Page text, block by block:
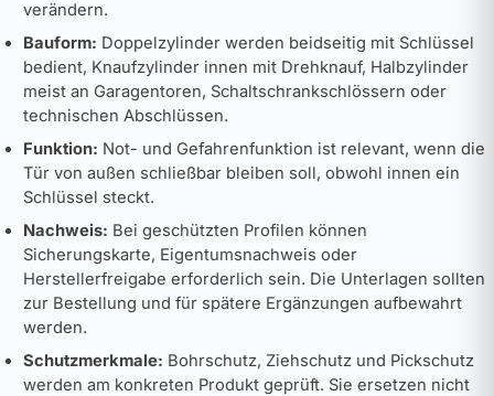
verändern.
Bauform: Doppelzylinder werden beidseitig mit Schlüssel
bedient, Knaufzylinder innen mit Drehknauf, Halbzylinder
meist an Garagentoren, Schaltschrankschlössern oder
technischen Abschlüssen.
Funktion: Not- und Gefahrenfunktion ist relevant, wenn die
Tür von außen schließbar bleiben soll, obwohl innen ein
Schlüssel steckt.
Nachweis: Bei geschützten Profilen können
Sicherungskarte, Eigentumsnachweis oder
Herstellerfreigabe erforderlich sein. Die Unterlagen sollten
zur Bestellung und für spätere Ergänzungen aufbewahrt
werden.
Schutzmerkmale: Bohrschutz, Ziehschutz und Pickschutz
werden am konkreten Produkt geprüft. Sie ersetzen nicht